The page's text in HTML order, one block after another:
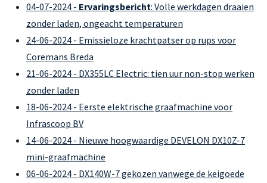
04-07-2024 - Ervaringsbericht: Volle werkdagen draaien
zonder laden, ongeacht temperaturen
24-06-2024 - Emissieloze krachtpatser op rups voor
Coremans Breda
21-06-2024 - DX355LC Electric: tien uur non-stop werken
zonder laden
18-06-2024 - Eerste elektrische graafmachine voor
Infrascoop BV
14-06-2024 - Nieuwe hoogwaardige DEVELON DX10Z-7
mini-graafmachine
06-06-2024 - DX140W-7 gekozen vanwege de keigoede